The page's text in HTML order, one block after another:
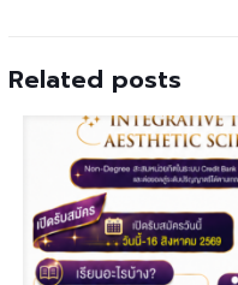
Related posts